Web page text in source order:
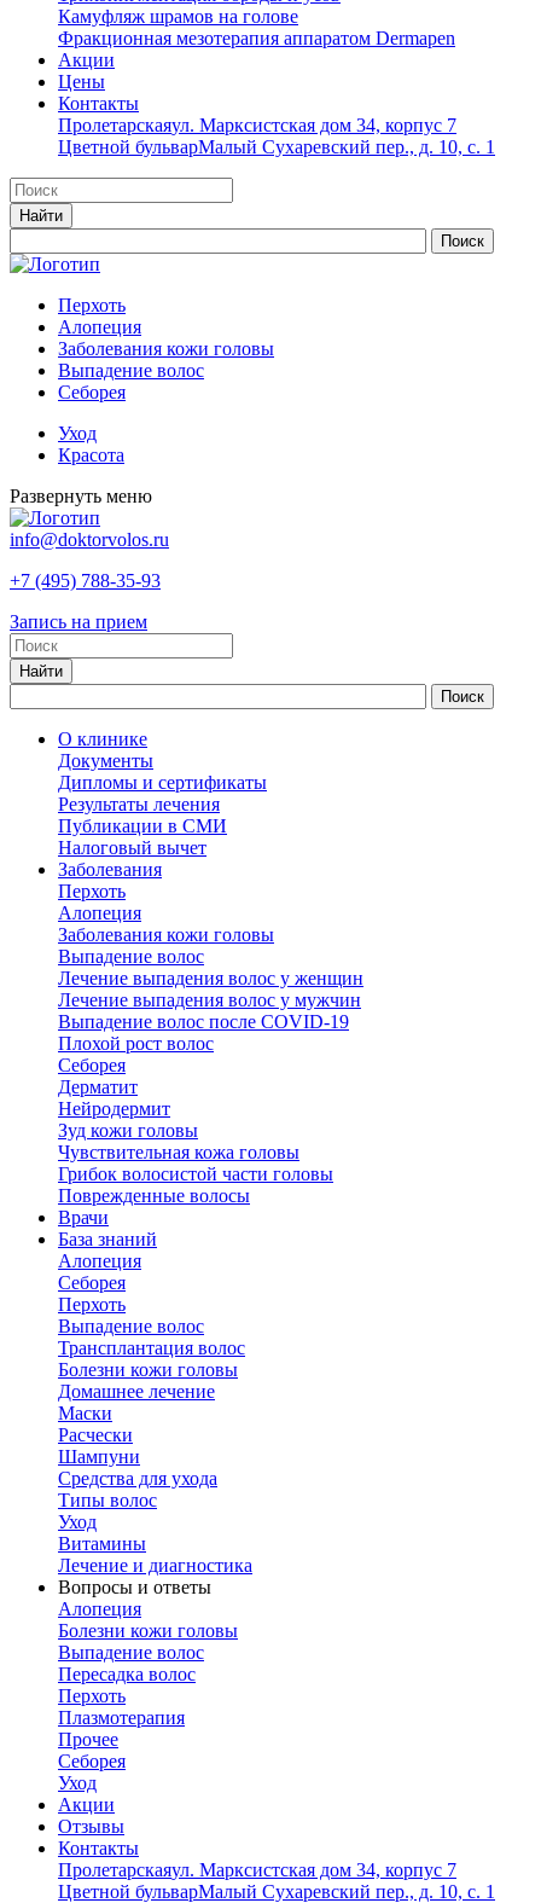
Камуфляж шрамов на голове
Фракционная мезотерапия аппаратом Dermapen
Акции
Цены
Контакты
Пролетарскаяул. Марксистская дом 34, корпус 7
Цветной бульварМалый Сухаревский пер., д. 10, с. 1
Перхоть
Алопеция
Заболевания кожи головы
Выпадение волос
Cеборея
Уход
Красота
Развернуть меню
info@doktorvolos.ru
+7 (495) 788-35-93
Запись на прием
О клинике
Документы
Дипломы и сертификаты
Результаты лечения
Публикации в СМИ
Налоговый вычет
Заболевания
Перхоть
Алопеция
Заболевания кожи головы
Выпадение волос
Лечение выпадения волос у женщин
Лечение выпадения волос у мужчин
Выпадение волос после COVID-19
Плохой рост волос
Cеборея
Дерматит
Нейродермит
Зуд кожи головы
Чувствительная кожа головы
Грибок волосистой части головы
Поврежденные волосы
Врачи
База знаний
Алопеция
Себорея
Перхоть
Выпадение волос
Трансплантация волос
Болезни кожи головы
Домашнее лечение
Маски
Расчески
Шампуни
Средства для ухода
Типы волос
Уход
Витамины
Лечение и диагностика
Вопросы и ответы
Алопеция
Болезни кожи головы
Выпадение волос
Пересадка волос
Перхоть
Плазмотерапия
Прочее
Себорея
Уход
Акции
Отзывы
Контакты
Пролетарскаяул. Марксистская дом 34, корпус 7
Цветной бульварМалый Сухаревский пер., д. 10, с. 1